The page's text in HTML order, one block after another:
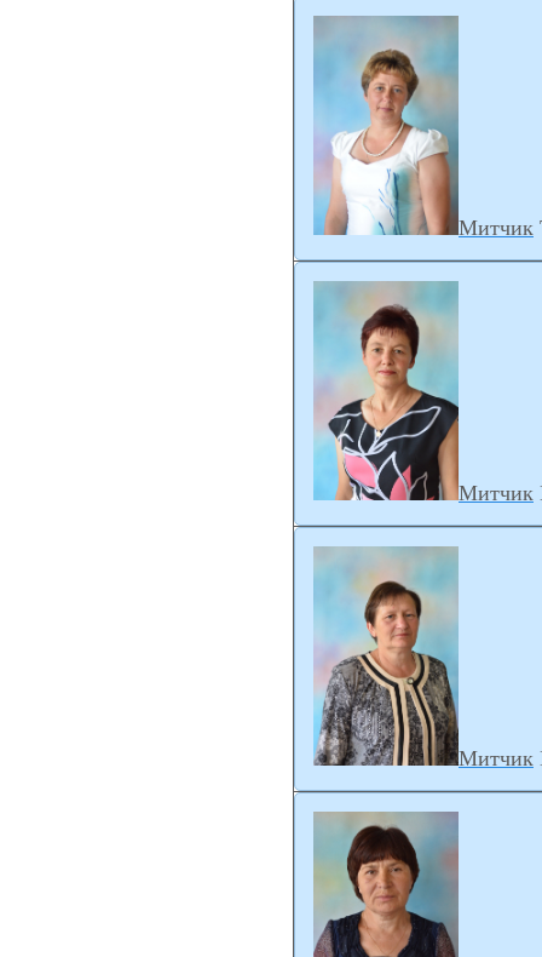
Митчик
Митчик
Митчик